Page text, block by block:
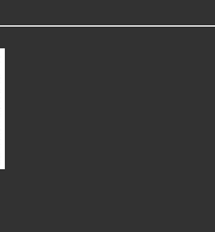
工艺能力等多因
产效率及准确
度(目前为月)，保
制程数据、耗材
程的实时优化系